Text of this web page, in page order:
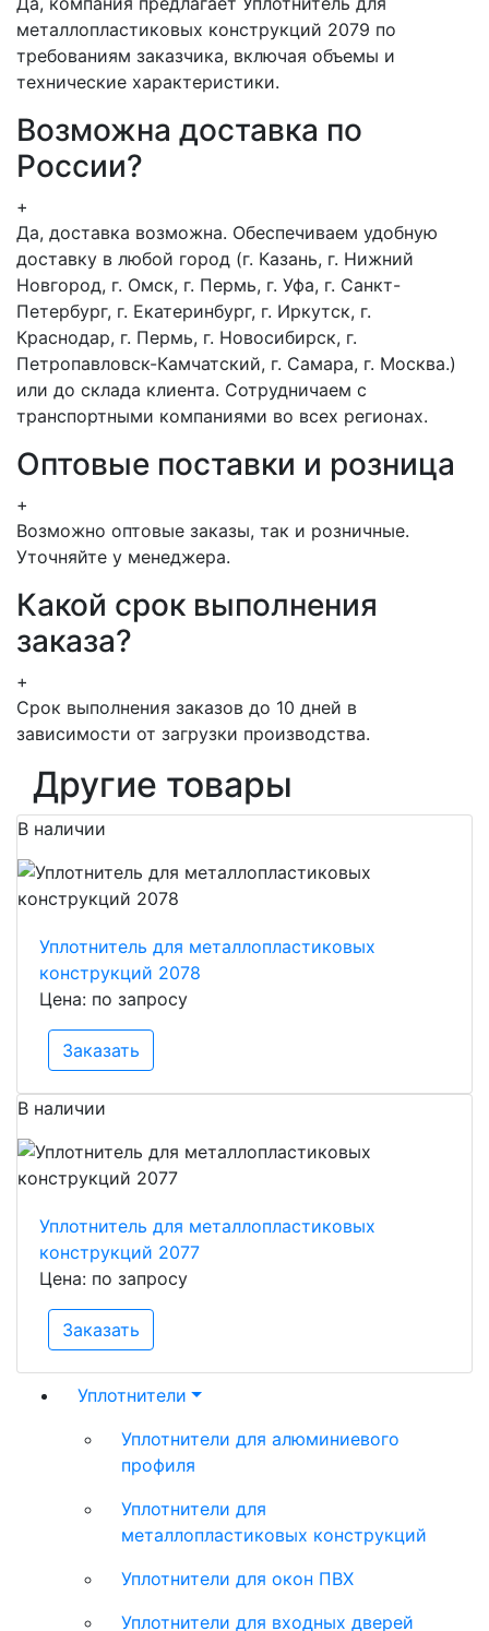
металлопластиковых конструкций 2079 по
требованиям заказчика, включая объемы и
технические характеристики.
Возможна доставка по
России?
+
Да, доставка возможна. Обеспечиваем удобную
доставку в любой город (г. Казань, г. Нижний
Новгород, г. Омск, г. Пермь, г. Уфа, г. Санкт-
Петербург, г. Екатеринбург, г. Иркутск, г.
Краснодар, г. Пермь, г. Новосибирск, г.
Петропавловск-Камчатский, г. Самара, г. Москва.)
или до склада клиента. Сотрудничаем с
транспортными компаниями во всех регионах.
Оптовые поставки и розница
+
Возможно оптовые заказы, так и розничные.
Уточняйте у менеджера.
Какой срок выполнения
заказа?
+
Срок выполнения заказов до 10 дней в
зависимости от загрузки производства.
Другие товары
В наличии
Уплотнитель для металлопластиковых
конструкций 2078
Цена: по запросу
Заказать
В наличии
Уплотнитель для металлопластиковых
конструкций 2077
Цена: по запросу
Заказать
Уплотнители
Уплотнители для алюминиевого
профиля
Уплотнители для
металлопластиковых конструкций
Уплотнители для окон ПВХ
Уплотнители для входных дверей